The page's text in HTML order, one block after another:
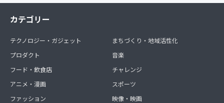
カテゴリー
テクノロジー・ガジェット
プロダクト
フード・飲食店
アニメ・漫画
ファッション
まちづくり・地域活性化
音楽
チャレンジ
スポーツ
映像・映画